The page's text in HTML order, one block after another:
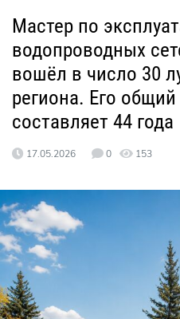
Мастер по
водопроводных
вошёл в число 30
региона. Его
составляет 44 года
17.05.2026 0 153